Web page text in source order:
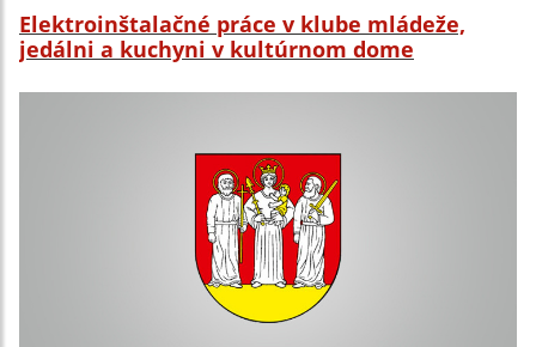
Elektroinštalačné práce v klube mládeže,
jedálni a kuchyni v kultúrnom dome